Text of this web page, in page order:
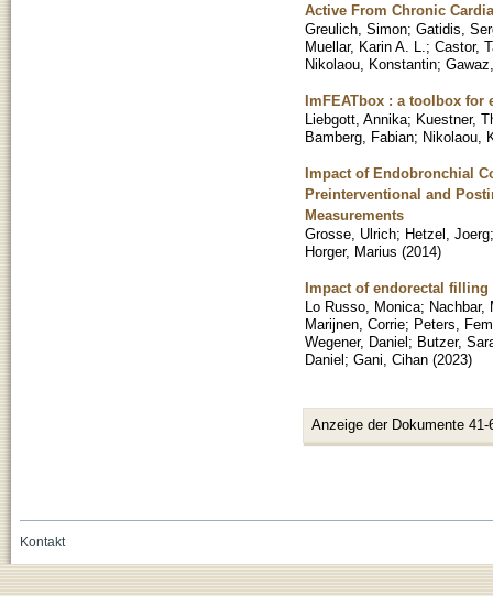
Active From Chronic
Greulich, Simon; Gatidis,
Muellar, Karin A. L. ; Castor,
Nikolaou, Konstantin;
ImFEATbox : a toolbox for
Liebgott, Annika; Kuestner,
Bamberg, Fabian; Nikolaou,
Impact of Endobronchial
Preinterventional and
Measurements
Grosse, Ulrich; Hetzel, Joerg
Horger, Marius (2014)
Impact of endorectal
Lo Russo, Monica; Nachbar,
Marijnen, Corrie; Peters,
Wegener, Daniel; Butzer,
Daniel; Gani, Cihan (2023)
Anzeige der Dokumente 41-
Kontakt